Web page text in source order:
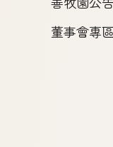
董事會專區